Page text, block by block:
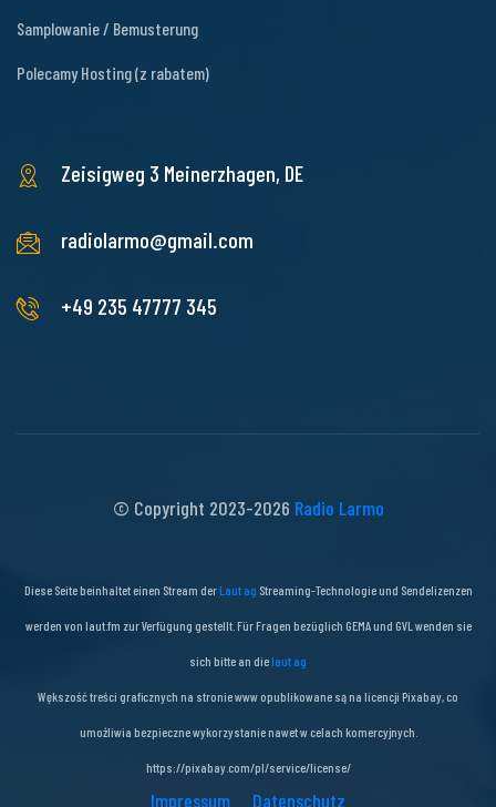
Samplowanie / Bemusterung
Polecamy Hosting (z rabatem)
Zeisigweg 3 Meinerzhagen, DE
radiolarmo@gmail.com
+49 235 47777 345
© Copyright 2023-2026 Radio Larmo
Diese Seite beinhaltet einen Stream derLaut ag Streaming-Technologie und Sendelizenzen
werden von laut.fm zur Verfügung gestellt. Für Fragen bezüglich GEMA und GVL wenden sie
sich bitte an dielaut ag
Wększość treści graficznych na stronie www opublikowane są na licencji Pixabay, co
umożliwia bezpieczne wykorzystanie nawet w celach komercyjnych.
https://pixabay.com/pl/service/license/
Impressum Datenschutz